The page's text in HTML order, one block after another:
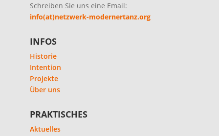
Schreiben Sie uns eine Email:
info(at)netzwerk-modernertanz.org
INFOS
Historie
Intention
Projekte
Über uns
PRAKTISCHES
Aktuelles